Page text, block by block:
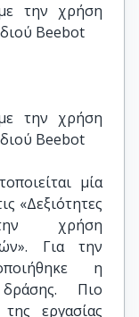
την χρήση
Beebot
την χρήση
Beebot
μία
«Δεξιότητες
χρήση
Για την
η
Πιο
εργασίας